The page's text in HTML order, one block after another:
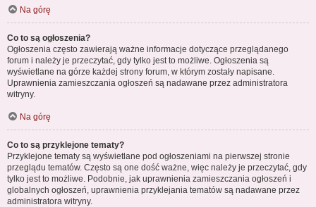
Na górę
Co to są ogłoszenia?
Ogłoszenia często zawierają ważne informacje dotyczące przeglądanego
forum i należy je przeczytać, gdy tylko jest to możliwe. Ogłoszenia są
wyświetlane na górze każdej strony forum, w którym zostały napisane.
Uprawnienia zamieszczania ogłoszeń są nadawane przez administratora
witryny.
Na górę
Co to są przyklejone tematy?
Przyklejone tematy są wyświetlane pod ogłoszeniami na pierwszej stronie
przeglądu tematów. Często są one dość ważne, więc należy je przeczytać, gdy
tylko jest to możliwe. Podobnie, jak uprawnienia zamieszczania ogłoszeń i
globalnych ogłoszeń, uprawnienia przyklejania tematów są nadawane przez
administratora witryny.